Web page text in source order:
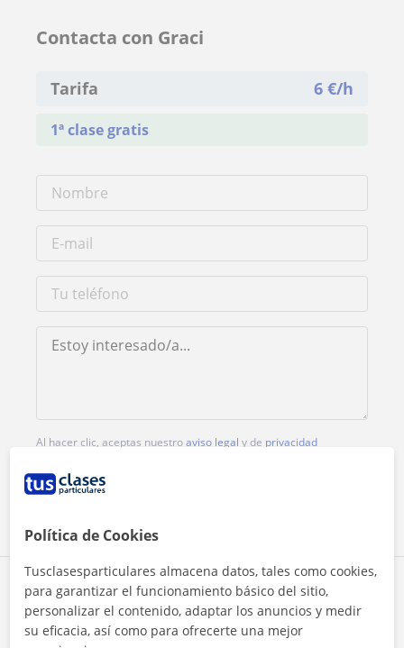
Comparte a este profesor
Contacta con Graci
Tarifa 6 €/h
1ª clase gratis
Al hacer clic, aceptas nuestroaviso legal y de privacidad
Política de Cookies
Tusclasesparticulares almacena datos, tales como cookies,
para garantizar el funcionamiento básico del sitio,
personalizar el contenido, adaptar los anuncios y medir
su eficacia, así como para ofrecerte una mejor